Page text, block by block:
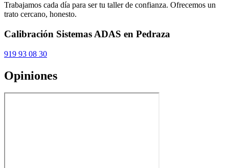
Trabajamos cada día para ser tu taller de confianza. Ofrecemos un
trato cercano, honesto.
Calibración Sistemas ADAS en Pedraza
919 93 08 30
Opiniones